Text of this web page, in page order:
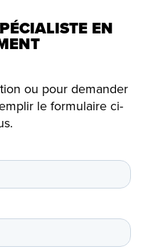
EN
ou pour demander
le formulaire ci-